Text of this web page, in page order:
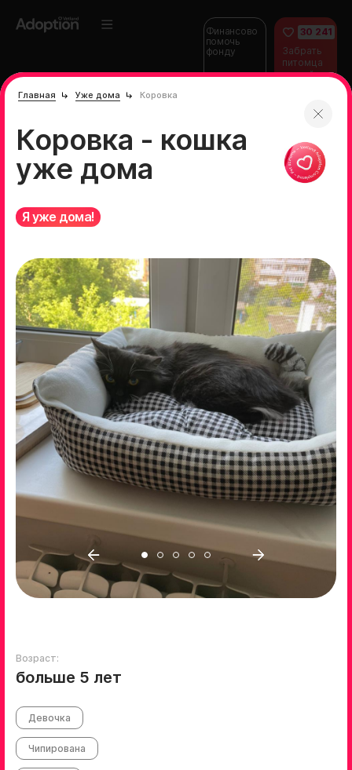
Финансово
помочь
фонду
30 241
Забрать
питомца
домой
Главная Уже дома Коровка
Коровка - кошка
уже дома
Я уже дома!
Возраст:
больше 5 лет
Девочка
Чипирована